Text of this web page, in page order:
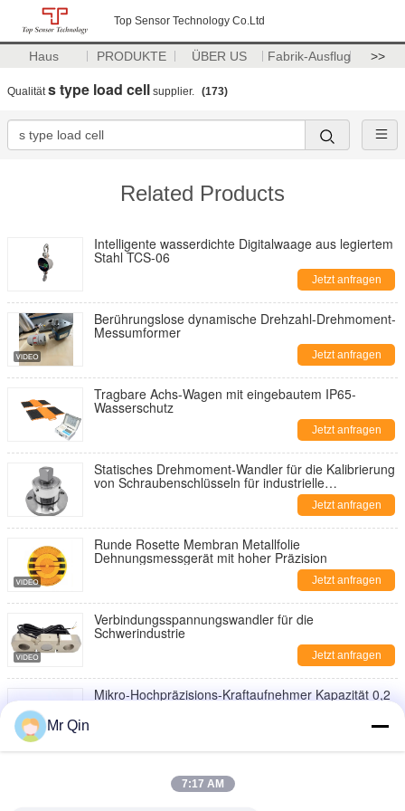
Top Sensor Technology Co.Ltd
Haus PRODUKTE ÜBER US Fabrik-Ausflug >>
Qualitäts type load cell supplier. (173)
Related Products
Intelligente wasserdichte Digitalwaage aus legiertem
Stahl TCS-06
Jetzt anfragen
Berührungslose dynamische Drehzahl-Drehmoment-
Messumformer
Jetzt anfragen
Tragbare Achs-Wagen mit eingebautem IP65-
Wasserschutz
Jetzt anfragen
Statisches Drehmoment-Wandler für die Kalibrierung
von Schraubenschlüsseln für industrielle
Jetzt anfragen
Runde Rosette Membran Metallfolie
Dehnungsmessgerät mit hoher Präzision
Jetzt anfragen
Verbindungsspannungswandler für die
Schwerindustrie
Jetzt anfragen
Mikro-Hochpräzisions-Kraftaufnehmer Kapazität 0,2
Jetzt anfragen
Weighing for Various Applications
Mr Qin
7:17 AM